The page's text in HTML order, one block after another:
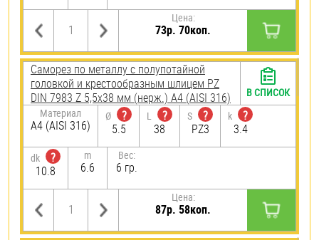
Цена:
73р. 70коп.
Саморез по металлу с полупотайной
головкой и крестообразным шлицем PZ
DIN 7983 Z 5,5х38 мм (нерж.) A4 (AISI 316)
Материал
A4 (AISI 316)
Ø
?
5.5
L
?
38
S
?
PZ3
k
?
3.4
dk
?
10.8
m
6.6
Вес:
6 гр.
Цена:
87р. 58коп.
В СПИСОК